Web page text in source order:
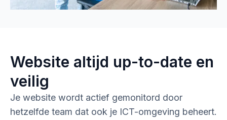
Website altijd up-to-date en
veilig
Je website wordt actief gemonitord door
hetzelfde team dat ook je ICT-omgeving beheert.